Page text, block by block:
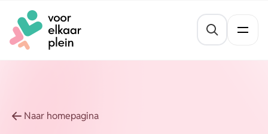
Naar hoofdinhoud
Naar voettekst
Gezond blijven
Agenda
Naar homepagina